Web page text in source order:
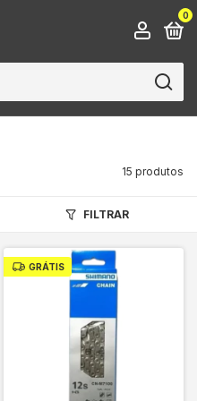
0
15 produtos
FILTRAR
GRÁTIS